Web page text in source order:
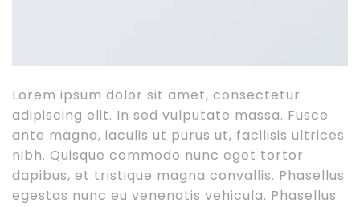
Lorem ipsum dolor sit amet, consectetur
adipiscing elit. In sed vulputate massa. Fusce
ante magna, iaculis ut purus ut, facilisis ultrices
nibh. Quisque commodo nunc eget tortor
dapibus, et tristique magna convallis. Phasellus
egestas nunc eu venenatis vehicula. Phasellus